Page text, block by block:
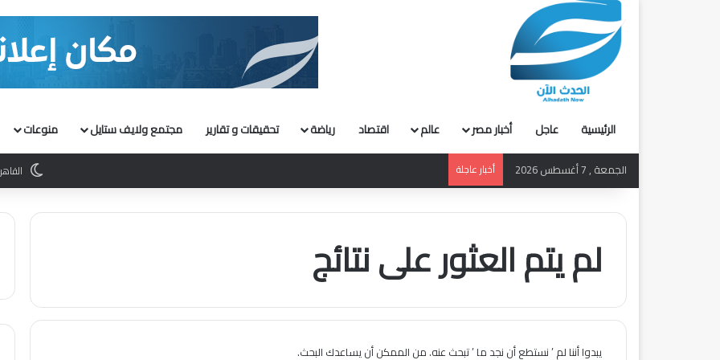
الرئيسية عاجل أخبار مصر عالم اقتصاد رياضة تحقيقات و تقارير مجتمع ولايف ستايل منوعات
الجمعة , 7 أغسطس 2026 أخبار عاجلة
لم يتم العثور على نتائج
يبدوا أننا لم ’ نستطع أن نجد ما ’ تبحث عنه. من الممكن أن يساعدك البحث.